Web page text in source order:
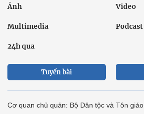
Ảnh Video
Multimedia Podcast
24h qua
Tuyến bài
Cơ quan chủ quản: Bộ Dân tộc và Tôn giáo